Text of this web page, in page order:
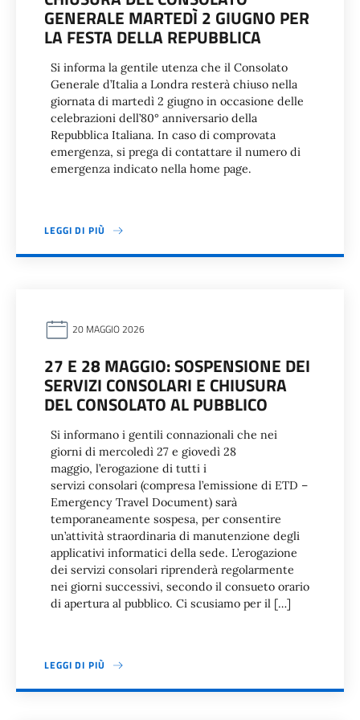
GENERALE MARTEDÌ 2 GIUGNO PER
LA FESTA DELLA REPUBBLICA
Si informa la gentile utenza che il Consolato
Generale d’Italia a Londra resterà chiuso nella
giornata di martedì 2 giugno in occasione delle
celebrazioni dell’80° anniversario della
Repubblica Italiana. In caso di comprovata
emergenza, si prega di contattare il numero di
emergenza indicato nella home page.
LEGGI DI PIÙ
20 MAGGIO 2026
27 E 28 MAGGIO: SOSPENSIONE DEI
SERVIZI CONSOLARI E CHIUSURA
DEL CONSOLATO AL PUBBLICO
Si informano i gentili connazionali che nei
giorni di mercoledì 27 e giovedì 28
maggio, l’erogazione di tutti i
servizi consolari (compresa l’emissione di ETD –
Emergency Travel Document) sarà
temporaneamente sospesa, per consentire
un’attività straordinaria di manutenzione degli
applicativi informatici della sede. L’erogazione
dei servizi consolari riprenderà regolarmente
nei giorni successivi, secondo il consueto orario
di apertura al pubblico. Ci scusiamo per il […]
LEGGI DI PIÙ